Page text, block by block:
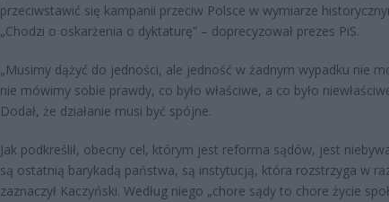
przeciwstawić się kampanii przeciw Polsce w wymiarze
„Chodzi o oskarżenia o dyktaturę” – doprecyzował prezes PiS.
„Musimy dążyć do jedności, ale jedność w żadnym wypadku nie
nie mówimy sobie prawdy, co było właściwe, a co było
Dodał, że działanie musi być spójne.
Jak podkreślił, obecny cel, którym jest reforma sądów, jest
są ostatnią barykadą państwa, są instytucją, która rozstrzyga w
zaznaczył Kaczyński. Według niego „chore sądy to chore życie